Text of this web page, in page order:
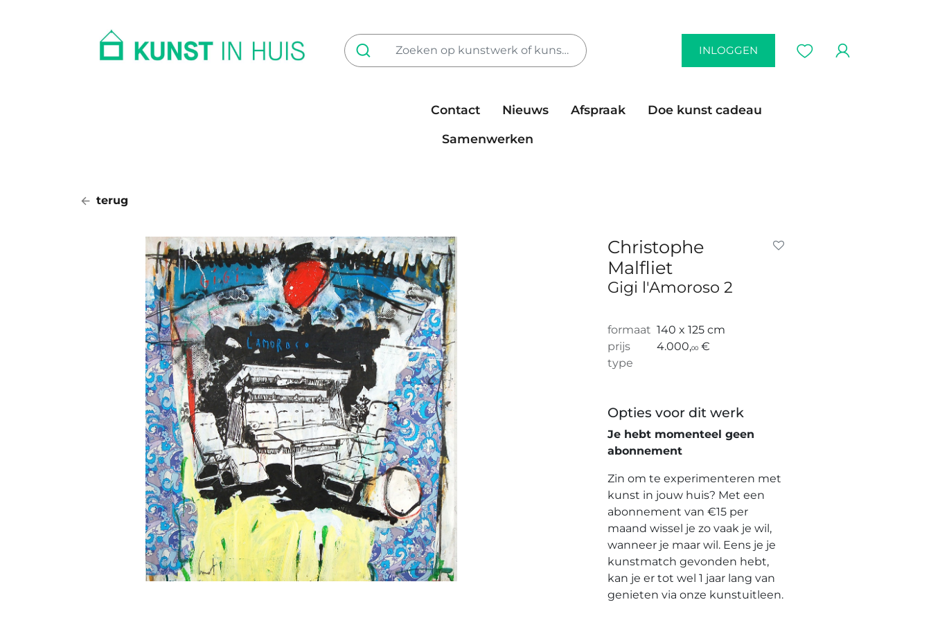
INLOGGEN
Contact Nieuws Afspraak
Doe kunst cadeau
Samenwerken
terug
Christophe
Malfliet
Gigi l'Amoroso 2
formaat 140 x 125 cm
prijs
4.000,00 €
type
Opties voor dit werk
Je hebt momenteel geen
abonnement
Zin om te experimenteren met
kunst in jouw huis? Met een
abonnement van €15 per
maand wissel je zo vaak je wil,
wanneer je maar wil. Eens je je
kunstmatch gevonden hebt,
kan je er tot wel 1 jaar lang van
genieten via onze kunstuitleen.